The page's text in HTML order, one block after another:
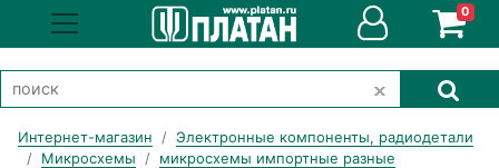
0
Интернет-магазин
Электронные компоненты, радиодетали
Микросхемы
микросхемы импортные разные